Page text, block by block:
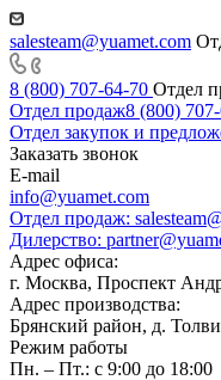
salesteam@yuamet.com
8 (800) 707-64-70 Отдел
Отдел продаж8 (800)
Отдел закупок и
Заказать звонок
E-mail
info@yuamet.com
Отдел продаж:
Дилерство:
Адрес офиса:
г. Москва, Проспект
Адрес производства:
Брянский район, д.
Режим работы
Пн. – Пт.: с 9:00 до 18:00